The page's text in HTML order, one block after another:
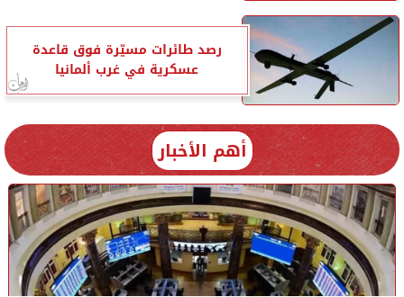
رصد طائرات مسيّرة فوق قاعدة
عسكرية في غرب ألمانيا
أهم الأخبار